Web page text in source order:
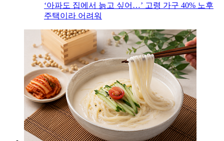
‘아파도 집에서 늙고 싶어…’ 고령 가구 40% 노후
주택이라 어려워